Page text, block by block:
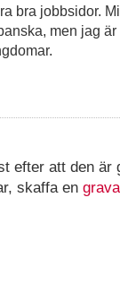
bra jobbsidor.
men jag
efter att den är
skaffa en